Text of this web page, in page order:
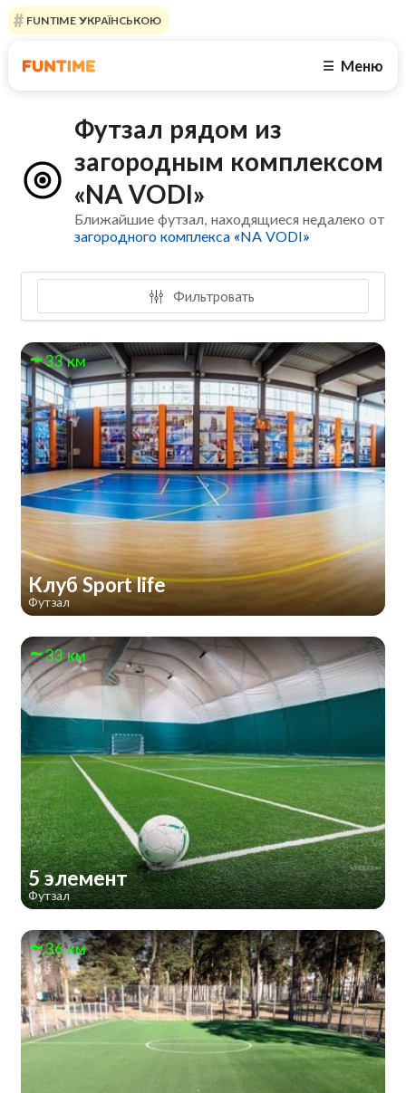
FUNTIME УКРАЇНСЬКОЮ
☰ Меню
Футзал рядом из
загородным комплексом
«NA VODI»
Ближайшие футзал, находящиеся недалеко от
загородного комплекса «NA VODI»
Фильтровать
33 км
Клуб Sport life
Футзал
33 км
5 элемент
Футзал
36 км